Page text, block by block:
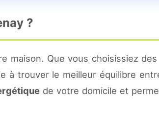
?
maison. Que vous choisissiez
à trouver le meilleur équilibre
de votre domicile et